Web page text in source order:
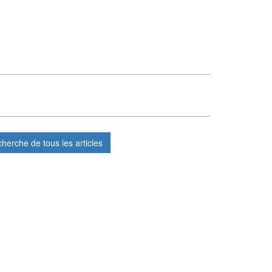
de tous les articles